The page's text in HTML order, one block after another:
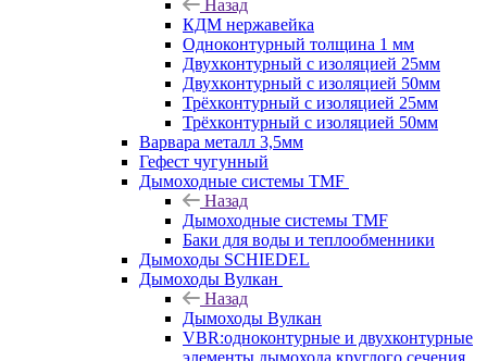
Назад
КДМ нержавейка
Одноконтурный толщина 1 мм
Двухконтурный с изоляцией 25мм
Двухконтурный с изоляцией 50мм
Трёхконтурный с изоляцией 25мм
Трёхконтурный с изоляцией 50мм
Варвара металл 3,5мм
Гефест чугунный
Дымоходные системы TMF
Назад
Дымоходные системы TMF
Баки для воды и теплообменники
Дымоходы SCHIEDEL
Дымоходы Вулкан
Назад
Дымоходы Вулкан
VBR:одноконтурные и двухконтурные
элементы дымохода круглого сечения